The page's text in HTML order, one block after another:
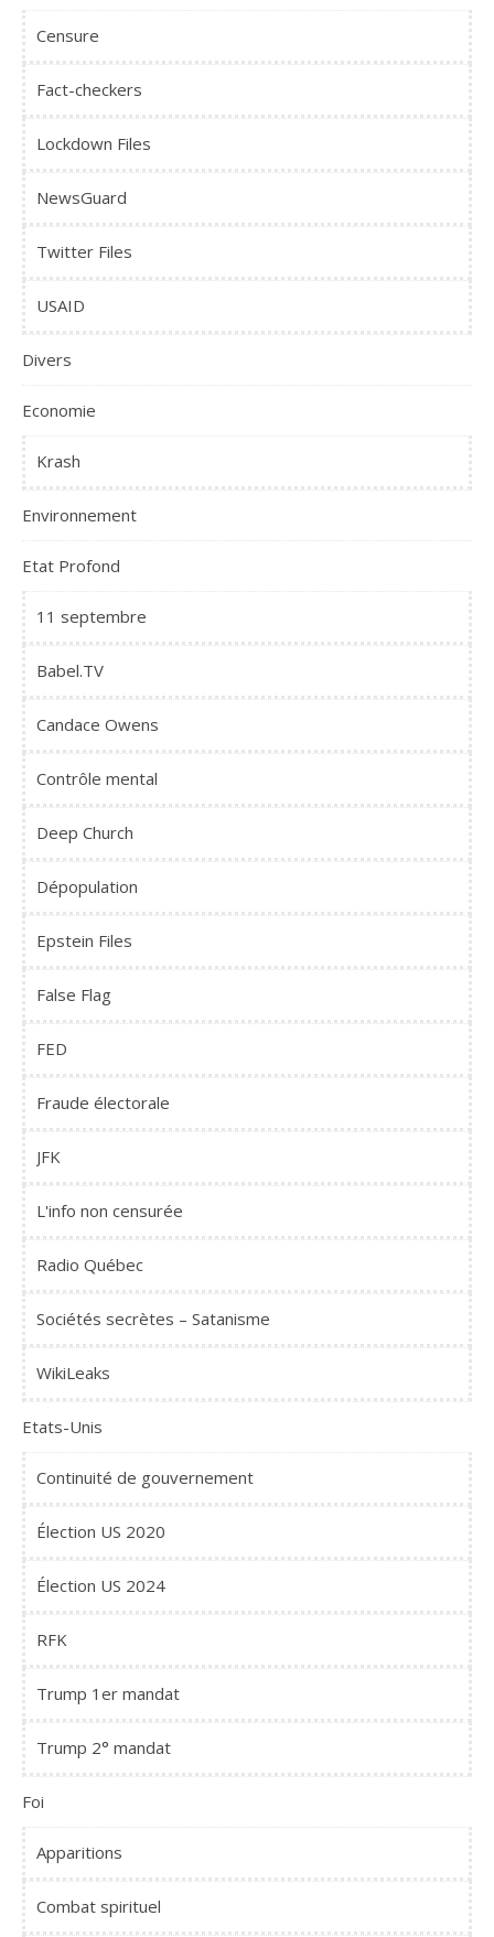
Censure
Fact-checkers
Lockdown Files
NewsGuard
Twitter Files
USAID
Divers
Economie
Krash
Environnement
Etat Profond
11 septembre
Babel.TV
Candace Owens
Contrôle mental
Deep Church
Dépopulation
Epstein Files
False Flag
FED
Fraude électorale
JFK
L'info non censurée
Radio Québec
Sociétés secrètes – Satanisme
WikiLeaks
Etats-Unis
Continuité de gouvernement
Élection US 2020
Élection US 2024
RFK
Trump 1er mandat
Trump 2° mandat
Foi
Apparitions
Combat spirituel